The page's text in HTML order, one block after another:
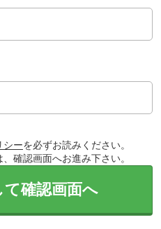
シーを必ずお読みください。
確認画面へお進み下さい。
確認画面へ